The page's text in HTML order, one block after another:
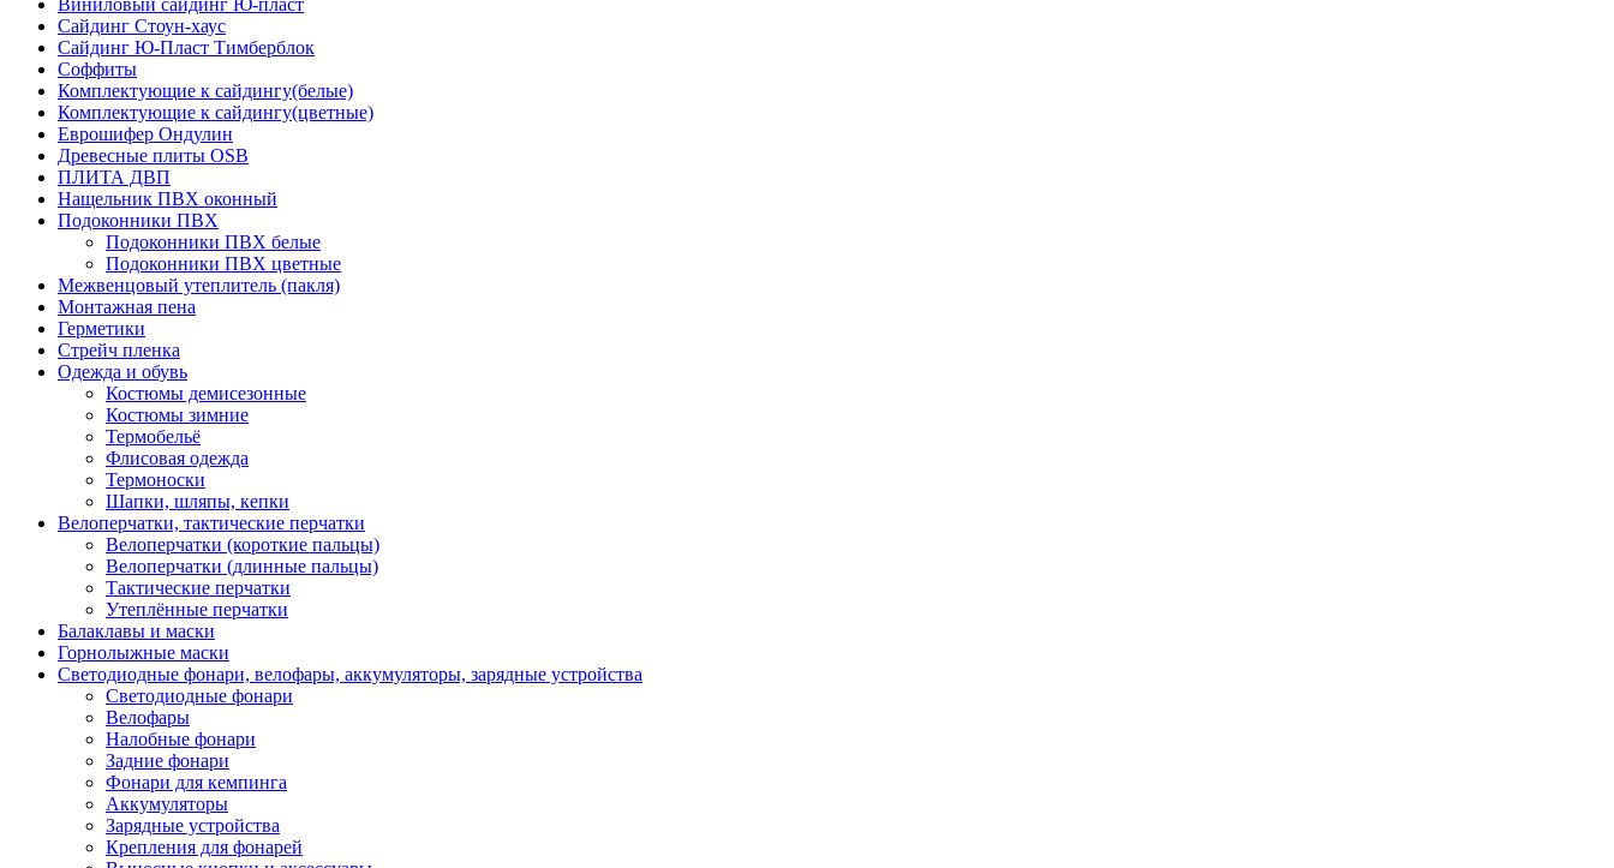
Виниловый сайдинг Ю-пласт
Сайдинг Стоун-хаус
Сайдинг Ю-Пласт Тимберблок
Соффиты
Комплектующие к сайдингу(белые)
Комплектующие к сайдингу(цветные)
Еврошифер Ондулин
Древесные плиты OSB
ПЛИТА ДВП
Нащельник ПВХ оконный
Подоконники ПВХ
Подоконники ПВХ белые
Подоконники ПВХ цветные
Межвенцовый утеплитель (пакля)
Монтажная пена
Герметики
Стрейч пленка
Одежда и обувь
Костюмы демисезонные
Костюмы зимние
Термобельё
Флисовая одежда
Термоноски
Шапки, шляпы, кепки
Велоперчатки, тактические перчатки
Велоперчатки (короткие пальцы)
Велоперчатки (длинные пальцы)
Тактические перчатки
Утеплённые перчатки
Балаклавы и маски
Горнолыжные маски
Светодиодные фонари, велофары, аккумуляторы, зарядные устройства
Светодиодные фонари
Велофары
Налобные фонари
Задние фонари
Фонари для кемпинга
Аккумуляторы
Зарядные устройства
Крепления для фонарей